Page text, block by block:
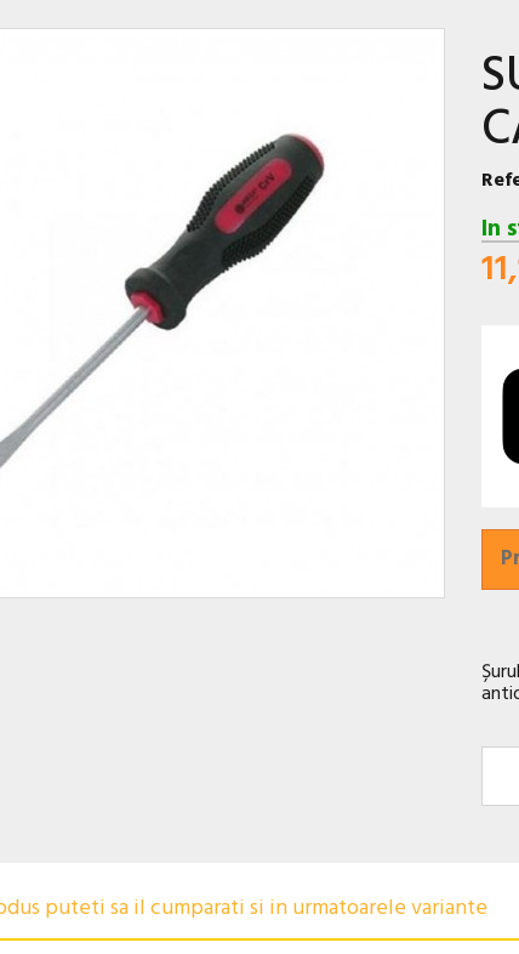
In
puteti sa il cumparati si in urmatoarele variante